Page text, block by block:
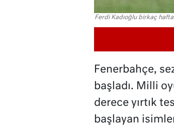
Ferdi Kadıoğlu birkaç
Fenerbahçe,
başladı. Milli
derece yırtık
başlayan